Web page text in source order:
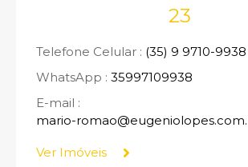
23
Telefone Celular : (35) 9 9710-9938
WhatsApp : 35997109938
E-mail :
mario-
Ver Imóveis